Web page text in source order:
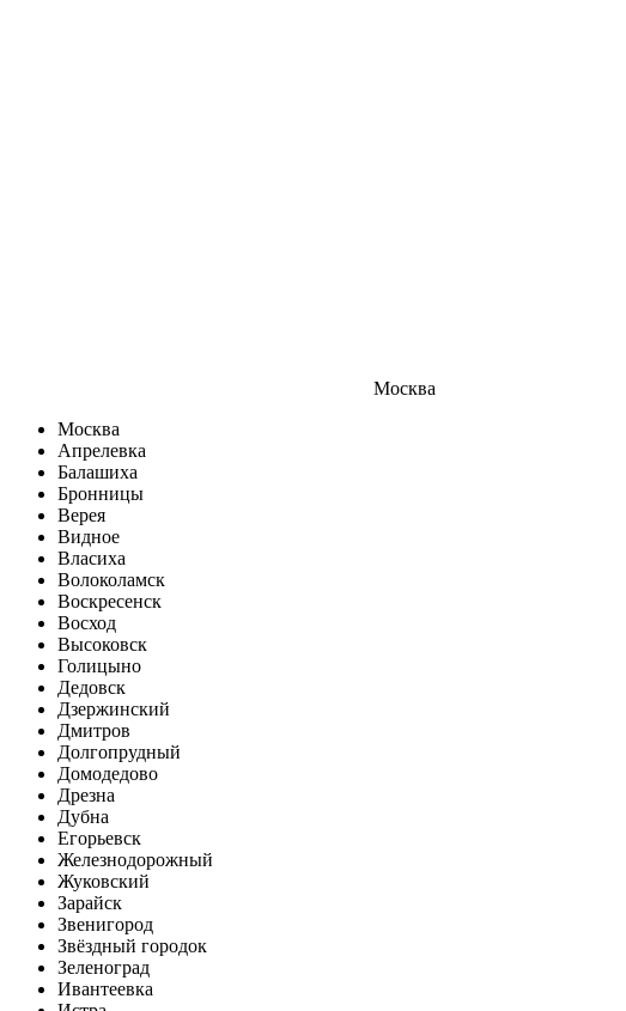
Москва
Москва
Апрелевка
Балашиха
Бронницы
Верея
Видное
Власиха
Волоколамск
Воскресенск
Восход
Высоковск
Голицыно
Дедовск
Дзержинский
Дмитров
Долгопрудный
Домодедово
Дрезна
Дубна
Егорьевск
Железнодорожный
Жуковский
Зарайск
Звенигород
Звёздный городок
Зеленоград
Ивантеевка